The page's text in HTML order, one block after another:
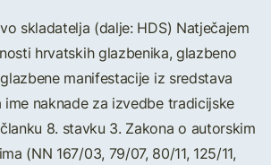
skladatelja (dalje: HDS) Natječajem
hrvatskih glazbenika, glazbeno
manifestacije iz sredstava
ime naknade za izvedbe tradicijske
8. stavku 3. Zakona o autorskim
(NN 167/03, 79/07, 80/11, 125/11,